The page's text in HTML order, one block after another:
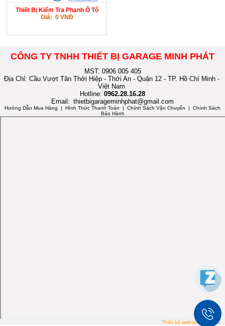
Thiết Bị Kiểm Tra Phanh Ô Tô
Giá: 0 VNĐ
CÔNG TY TNHH THIẾT BỊ GARAGE MINH PHÁT
MST: 0906 005 405
Địa Chỉ: Cầu Vượt Tân Thới Hiệp - Thới An - Quận 12 - TP. Hồ Chí Minh -
Việt Nam
Hotline: 0962.28.16.28
Email: thietbigarageminhphat@gmail.com
Hướng Dẫn Mua Hàng | Hình Thức Thanh Toán | Chính Sách Vận Chuyển | Chính Sách
Bảo Hành
Thiết kế website PTIT.VN